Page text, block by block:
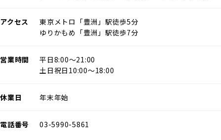
アクセス
東京メトロ「豊洲」駅徒歩5分
ゆりかもめ「豊洲」駅徒歩7分
営業時間
平日8:00〜21:00
土日祝日10:00〜18:00
休業日 年末年始
電話番号 03-5990-5861